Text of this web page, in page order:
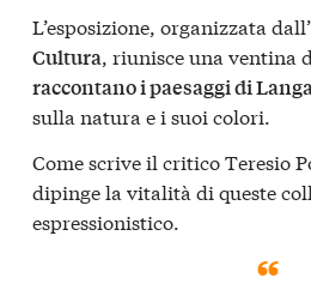
L’esposizione, organizzata dall’
Cultura, riunisce una ventina
raccontano i paesaggi di
sulla natura e i suoi colori.
Come scrive il critico Teresio
dipinge la vitalità di queste
espressionistico.